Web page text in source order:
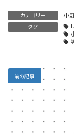
カテゴリー 小
タグ
前の記事